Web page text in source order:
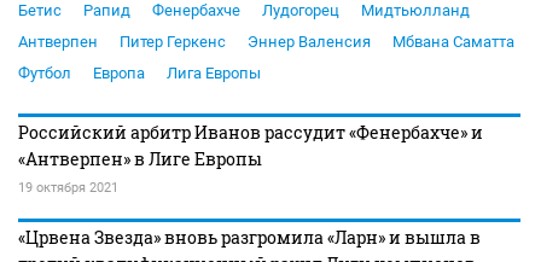
Бетис
Рапид Фенербахче Лудогорец
Мидтьюлланд
Антверпен
Питер Геркенс Эннер Валенсия
Мбвана Саматта
Футбол
Европа Лига Европы
Российский арбитр Иванов рассудит «Фенербахче» и
«Антверпен» в Лиге Европы
19 октября 2021
«Црвена Звезда» вновь разгромила «Ларн» и вышла в